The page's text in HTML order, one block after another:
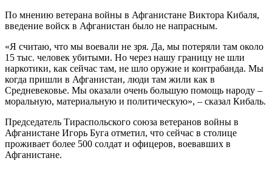
По мнению ветерана войны в Афганистане Виктора Кибаля,
введение войск в Афганистан было не напрасным.
«Я считаю, что мы воевали не зря. Да, мы потеряли там около
15 тыс. человек убитыми. Но через нашу границу не шли
наркотики, как сейчас там, не шло оружие и контрабанда. Мы
когда пришли в Афганистан, люди там жили как в
Средневековье. Мы оказали очень большую помощь народу –
моральную, материальную и политическую», – сказал Кибаль.
Председатель Тираспольского союза ветеранов войны в
Афганистане Игорь Буга отметил, что сейчас в столице
проживает более 500 солдат и офицеров, воевавших в
Афганистане.